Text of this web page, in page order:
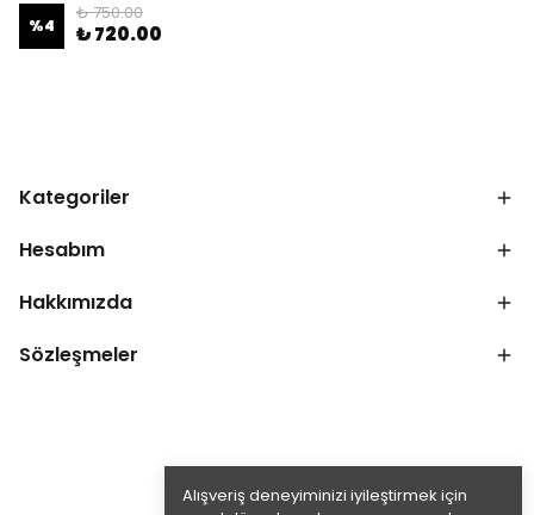
Alışveriş deneyiminizi iyileştirmek için
%4
₺ 750.00
₺ 720.00
Kategoriler
Hesabım
Hakkımızda
Sözleşmeler